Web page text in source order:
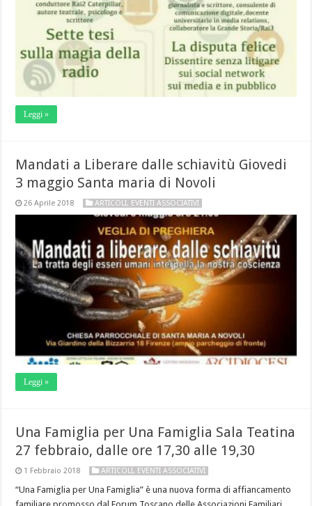
Leggi »
Mandati a Liberare dalle schiavitù Giovedi
3 maggio Santa maria di Novoli
26 Aprile 2018 ARTICOLI, EVENTI ASSOCIATIVI
Leggi »
Una Famiglia per Una Famiglia Sala Teatina
27 febbraio, dalle ore 17,30 alle 19,30
1 Febbraio 2018 ARTICOLI, EVENTI ASSOCIATIVI
“Una Famiglia per Una Famiglia” è una nuova forma di affiancamento